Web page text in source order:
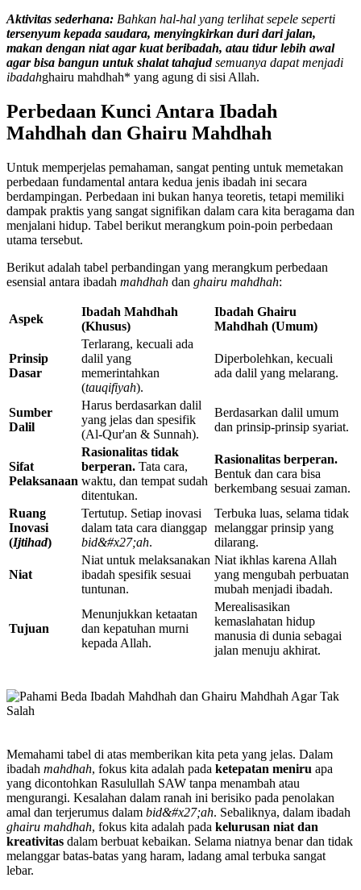
Aktivitas sederhana: Bahkan hal-hal yang terlihat sepele seperti
tersenyum kepada saudara, menyingkirkan duri dari jalan,
makan dengan niat agar kuat beribadah, atau tidur lebih awal
agar bisa bangun untuk shalat tahajudsemuanya dapat menjadi
ibadahghairu mahdhah* yang agung di sisi Allah.
Perbedaan Kunci Antara Ibadah
Mahdhah dan Ghairu Mahdhah
Untuk memperjelas pemahaman, sangat penting untuk memetakan
perbedaan fundamental antara kedua jenis ibadah ini secara
berdampingan. Perbedaan ini bukan hanya teoretis, tetapi memiliki
dampak praktis yang sangat signifikan dalam cara kita beragama dan
menjalani hidup. Tabel berikut merangkum poin-poin perbedaan
utama tersebut.
Berikut adalah tabel perbandingan yang merangkum perbedaan
esensial antara ibadah mahdhah dan ghairu mahdhah:
Aspek
Ibadah Mahdhah
(Khusus)
Ibadah Ghairu
Mahdhah (Umum)
Prinsip
Dasar
Terlarang, kecuali ada
dalil yang
memerintahkan
(tauqifiyah).
Diperbolehkan, kecuali
ada dalil yang melarang.
Sumber
Dalil
Harus berdasarkan dalil
yang jelas dan spesifik
(Al-Qur'an & Sunnah).
Berdasarkan dalil umum
dan prinsip-prinsip syariat.
Sifat
Pelaksanaan
Rasionalitas tidak
berperan. Tata cara,
waktu, dan tempat sudah
ditentukan.
Rasionalitas berperan.
Bentuk dan cara bisa
berkembang sesuai zaman.
Ruang
Inovasi
(Ijtihad)
Tertutup. Setiap inovasi
dalam tata cara dianggap
bid&#x27;ah.
Terbuka luas, selama tidak
melanggar prinsip yang
dilarang.
Niat
Niat untuk melaksanakan
ibadah spesifik sesuai
tuntunan.
Niat ikhlas karena Allah
yang mengubah perbuatan
mubah menjadi ibadah.
Tujuan
Menunjukkan ketaatan
dan kepatuhan murni
kepada Allah.
Merealisasikan
kemaslahatan hidup
manusia di dunia sebagai
jalan menuju akhirat.
Memahami tabel di atas memberikan kita peta yang jelas. Dalam
ibadah mahdhah, fokus kita adalah pada ketepatan meniru apa
yang dicontohkan Rasulullah SAW tanpa menambah atau
mengurangi. Kesalahan dalam ranah ini berisiko pada penolakan
amal dan terjerumus dalam bid&#x27;ah. Sebaliknya, dalam ibadah
ghairu mahdhah, fokus kita adalah pada kelurusan niat dan
kreativitas dalam berbuat kebaikan. Selama niatnya benar dan tidak
melanggar batas-batas yang haram, ladang amal terbuka sangat
lebar.